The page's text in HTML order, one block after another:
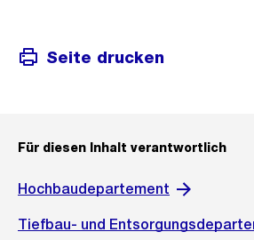
Seite drucken
Für diesen Inhalt verantwortlich
Hochbaudepartement
Tiefbau- und